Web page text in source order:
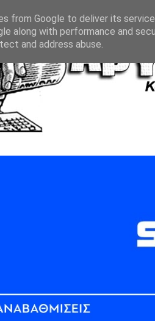
from Google to deliver its
along with performance and
and address abuse.